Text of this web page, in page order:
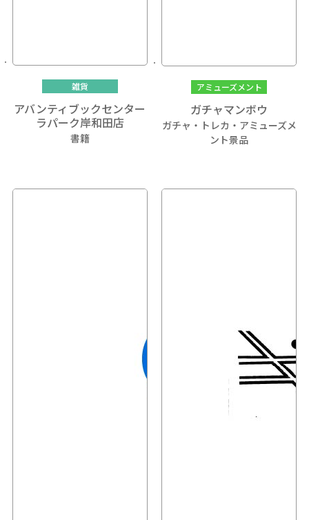
雑貨
アバンティブックセンター
ラパーク岸和田店
書籍
アミューズメント
ガチャマンボウ
ガチャ・トレカ・アミューズメ
ント景品